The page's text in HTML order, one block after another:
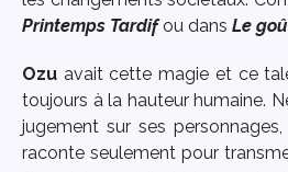
Printemps Tardifou dans Le
Ozu avait cette magie et ce
toujours à la hauteur humaine.
jugement sur ses
raconte seulement pour